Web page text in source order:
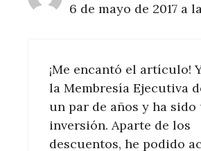
6 de mayo de 2017 a
¡Me encantó el artículo!
la Membresía Ejecutiva
un par de años y ha sido
inversión. Aparte de los
descuentos, he podido